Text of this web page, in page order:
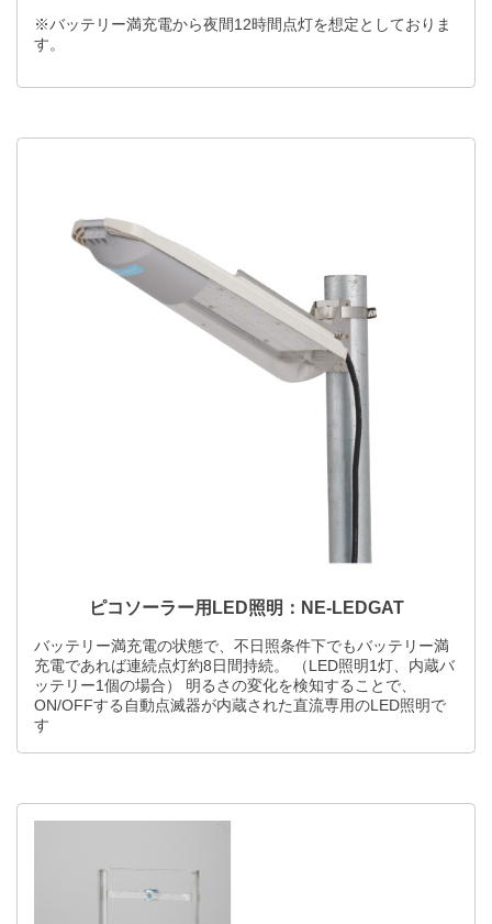
※バッテリー満充電から夜間12時間点灯を想定としておりま
す。
ピコソーラー用LED照明：NE-LEDGAT
バッテリー満充電の状態で、不日照条件下でもバッテリー満
充電であれば連続点灯約8日間持続。 （LED照明1灯、内蔵バ
ッテリー1個の場合） 明るさの変化を検知することで、
ON/OFFする自動点滅器が内蔵された直流専用のLED照明で
す